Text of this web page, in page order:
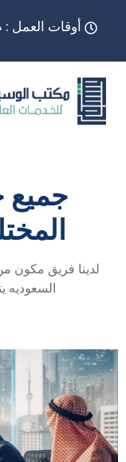
أوقات العمل :
جميع
لدينا فريق مكون
السعوديه